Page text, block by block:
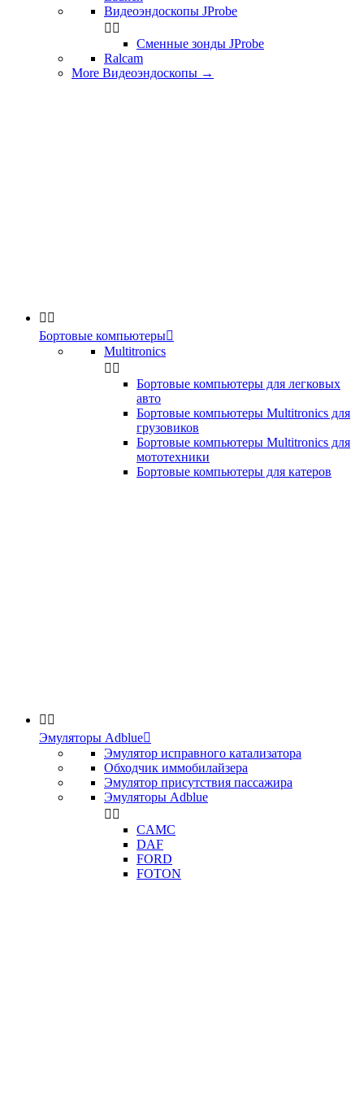
Видеоэндоскопы JProbe
 
Сменные зонды JProbe
Ralcam
More Видеоэндоскопы →
 
Бортовые компьютеры
Multitronics
 
Бортовые компьютеры для легковых
авто
Бортовые компьютеры Multitronics для
грузовиков
Бортовые компьютеры Multitronics для
мототехники
Бортовые компьютеры для катеров
 
Эмуляторы Adblue
Эмулятор исправного катализатора
Обходчик иммобилайзера
Эмулятор присутствия пассажира
Эмуляторы Adblue
 
CAMC
DAF
FORD
FOTON